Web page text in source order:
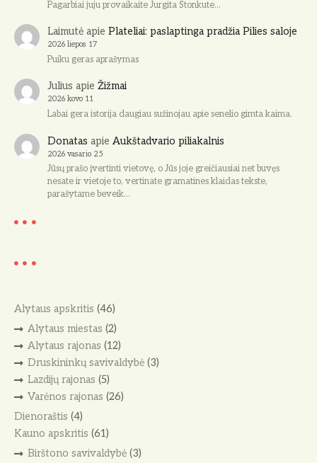
Pagarbiai juju provaikaite Jurgita Stonkute…
Laimutėapie Plateliai: paslaptinga pradžia Pilies saloje
2026 liepos 17
Puiku geras aprašymas
Julius apie Žižmai
2026 kovo 11
Labai gera istorija daugiau sužinojau apie senelio gimta kaima.
Donatas apie Aukštadvario piliakalnis
2026 vasario 25
Jūsų prašo įvertinti vietovę, o Jūs joje greičiausiai net buvęs
nesate ir vietoje to, vertinate gramatines klaidas tekste,
parašytame beveik…
Alytaus apskritis (46)
Alytaus miestas (2)
Alytaus rajonas (12)
Druskininkų savivaldybė(3)
Lazdijų rajonas (5)
Varėnos rajonas (26)
Dienoraštis (4)
Kauno apskritis (61)
Birštono savivaldybė(3)